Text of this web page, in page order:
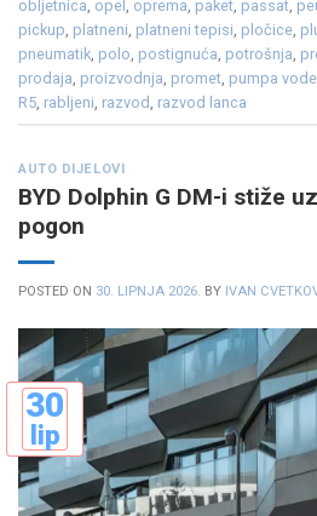
obljetnica opel oprema paket passat
pickup platneni platneni tepisi pločice
pneumatik polo postignuća potrošnja
prodaja proizvodnja promet pumpa vode
R5 rabljeni razvod razvod lanca
AUTO DIJELOVI
BYD Dolphin G DM-i stiže
pogon
POSTED ON 30. LIPNJA 2026. BY IVAN
30
lip